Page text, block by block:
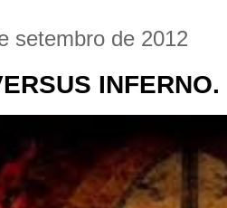
setembro de 2012
INFERNO.